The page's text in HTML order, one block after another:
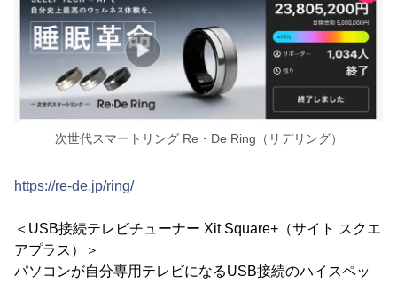
次世代スマートリング Re・De Ring（リデリング）
https://re-de.jp/ring/
＜USB接続テレビチューナー Xit Square+（サイト スクエ
アプラス）＞
パソコンが自分専用テレビになるUSB接続のハイスペッ